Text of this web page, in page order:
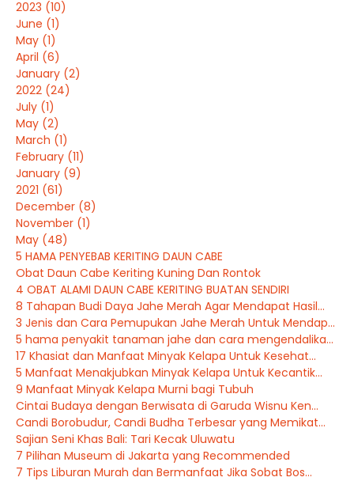
2023 (10)
June (1)
May (1)
April (6)
January (2)
2022 (24)
July (1)
May (2)
March (1)
February (11)
January (9)
2021 (61)
December (8)
November (1)
May (48)
5 HAMA PENYEBAB KERITING DAUN CABE
Obat Daun Cabe Keriting Kuning Dan Rontok
4 OBAT ALAMI DAUN CABE KERITING BUATAN SENDIRI
8 Tahapan Budi Daya Jahe Merah Agar Mendapat Hasil...
3 Jenis dan Cara Pemupukan Jahe Merah Untuk Mendap...
5 hama penyakit tanaman jahe dan cara mengendalika...
17 Khasiat dan Manfaat Minyak Kelapa Untuk Kesehat...
5 Manfaat Menakjubkan Minyak Kelapa Untuk Kecantik...
9 Manfaat Minyak Kelapa Murni bagi Tubuh
Cintai Budaya dengan Berwisata di Garuda Wisnu Ken...
Candi Borobudur, Candi Budha Terbesar yang Memikat...
Sajian Seni Khas Bali: Tari Kecak Uluwatu
7 Pilihan Museum di Jakarta yang Recommended
7 Tips Liburan Murah dan Bermanfaat Jika Sobat Bos...